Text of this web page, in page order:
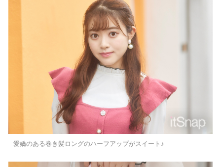
愛嬌のある巻き髪ロングのハーフアップがスイート♪